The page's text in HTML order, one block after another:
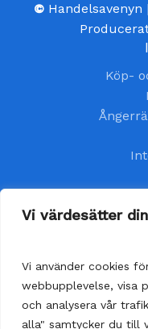
Vi värdesätter
Vi använder cookies
webbupplevelse, visa
och analysera vår
alla" samtycker du till
©
Köp-
Vår kundtjänst
Vi besvarar